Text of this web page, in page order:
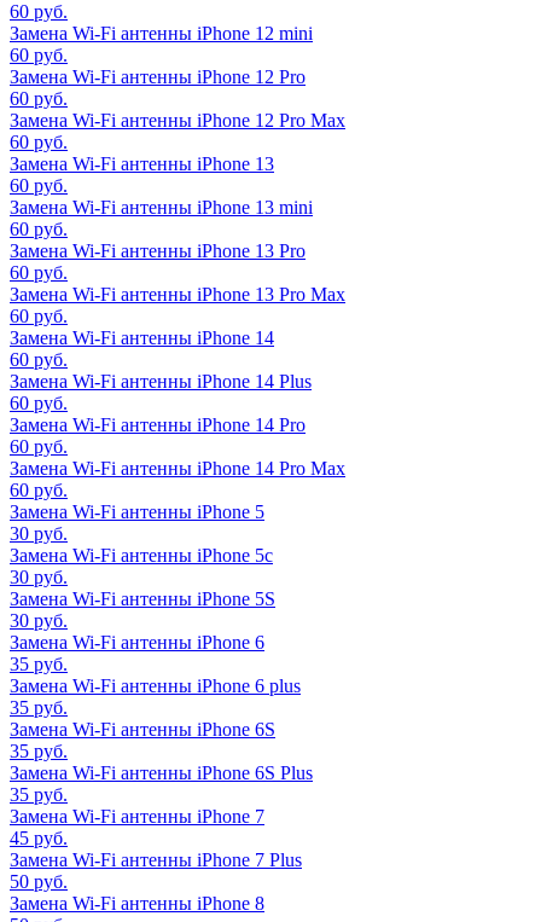
60 руб.
Замена Wi-Fi антенны iPhone 12 mini
60 руб.
Замена Wi-Fi антенны iPhone 12 Pro
60 руб.
Замена Wi-Fi антенны iPhone 12 Pro Max
60 руб.
Замена Wi-Fi антенны iPhone 13
60 руб.
Замена Wi-Fi антенны iPhone 13 mini
60 руб.
Замена Wi-Fi антенны iPhone 13 Pro
60 руб.
Замена Wi-Fi антенны iPhone 13 Pro Max
60 руб.
Замена Wi-Fi антенны iPhone 14
60 руб.
Замена Wi-Fi антенны iPhone 14 Plus
60 руб.
Замена Wi-Fi антенны iPhone 14 Pro
60 руб.
Замена Wi-Fi антенны iPhone 14 Pro Max
60 руб.
Замена Wi-Fi антенны iPhone 5
30 руб.
Замена Wi-Fi антенны iPhone 5c
30 руб.
Замена Wi-Fi антенны iPhone 5S
30 руб.
Замена Wi-Fi антенны iPhone 6
35 руб.
Замена Wi-Fi антенны iPhone 6 plus
35 руб.
Замена Wi-Fi антенны iPhone 6S
35 руб.
Замена Wi-Fi антенны iPhone 6S Plus
35 руб.
Замена Wi-Fi антенны iPhone 7
45 руб.
Замена Wi-Fi антенны iPhone 7 Plus
50 руб.
Замена Wi-Fi антенны iPhone 8